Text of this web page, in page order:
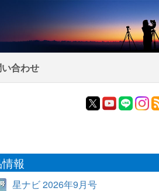
合わせ
報
星ナビ 2026年9月号